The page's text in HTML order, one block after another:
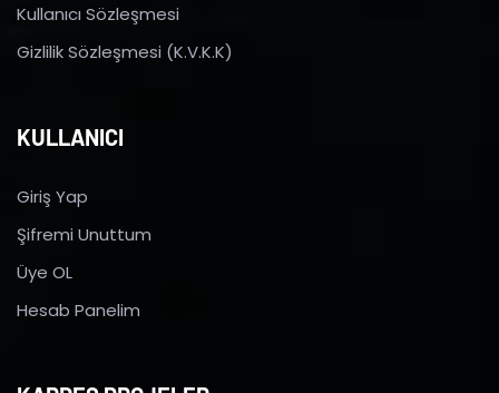
Kullanıcı Sözleşmesi
Gizlilik Sözleşmesi (K.V.K.K)
KULLANICI
Giriş Yap
Şifremi Unuttum
Üye OL
Hesab Panelim